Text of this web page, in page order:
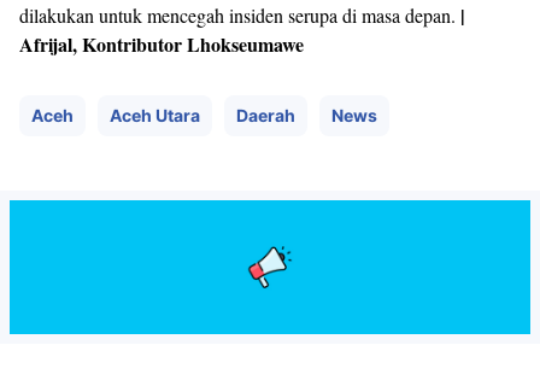
dilakukan untuk mencegah insiden serupa di masa depan. |
Afrijal, Kontributor Lhokseumawe
Aceh Aceh Utara Daerah News